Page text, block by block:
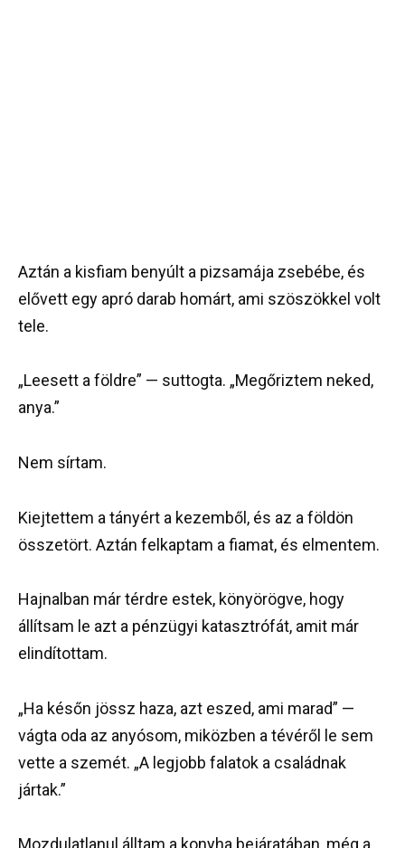
Aztán a kisfiam benyúlt a pizsamája zsebébe, és
elővett egy apró darab homárt, ami szöszökkel volt
tele.
„Leesett a földre” — suttogta. „Megőriztem neked,
anya.”
Nem sírtam.
Kiejtettem a tányért a kezemből, és az a földön
összetört. Aztán felkaptam a fiamat, és elmentem.
Hajnalban már térdre estek, könyörögve, hogy
állítsam le azt a pénzügyi katasztrófát, amit már
elindítottam.
„Ha későn jössz haza, azt eszed, ami marad” —
vágta oda az anyósom, miközben a tévéről le sem
vette a szemét. „A legjobb falatok a családnak
jártak.”